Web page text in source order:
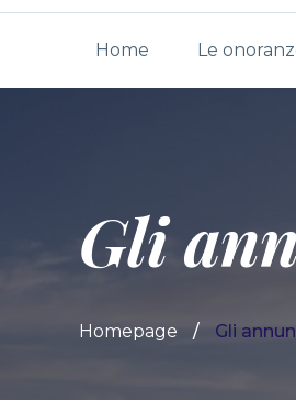
Home Le
Gli
Homepage Gli